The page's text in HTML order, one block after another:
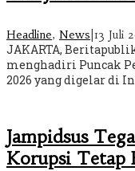
Headline, News 13 Juli
JAKARTA,
menghadiri Puncak
2026 yang digelar di
Jampidsus
Korupsi Tetap